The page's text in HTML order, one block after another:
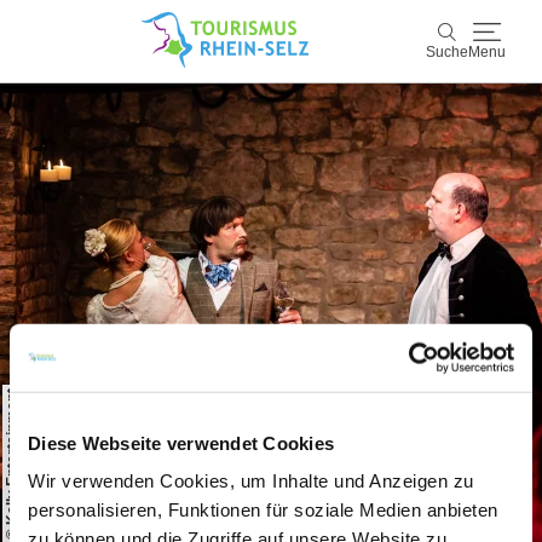
Diese Webseite verwendet Cookies
Wir verwenden Cookies, um Inhalte und Anzeigen zu
personalisieren, Funktionen für soziale Medien anbieten
Suche Menu
Suche
Rhein-Selz
Entdecken & Erleben
Wein & Genuss
Kultur & Events
© Kelly Entertainment